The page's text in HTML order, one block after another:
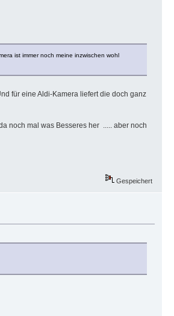
ist immer noch meine inzwischen wohl
für eine Aldi-Kamera liefert die doch ganz
noch mal was Besseres her ..... aber noch
Gespeichert